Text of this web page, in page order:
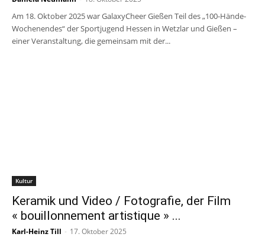
Am 18. Oktober 2025 war GalaxyCheer Gießen Teil des „100-Hände-
Wochenendes“ der Sportjugend Hessen in Wetzlar und Gießen –
einer Veranstaltung, die gemeinsam mit der...
Kultur
Keramik und Video / Fotografie, der Film
« bouillonnement artistique » ...
Karl-Heinz Till - 17. Oktober 2025